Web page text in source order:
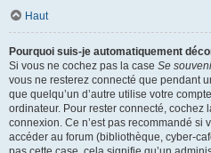
Haut
Pourquoi suis-je automatiquement
Si vous ne cochez pas la case Se
vous ne resterez connecté que pendant
que quelqu’un d’autre utilise votre
ordinateur. Pour rester connecté, cochez
connexion. Ce n’est pas recommandé
accéder au forum (bibliothèque, cyber-